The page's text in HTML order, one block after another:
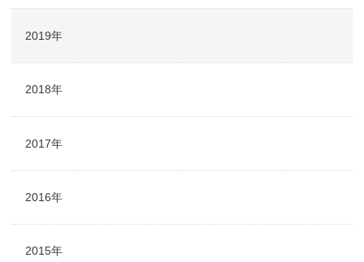
2019年
2018年
2017年
2016年
2015年